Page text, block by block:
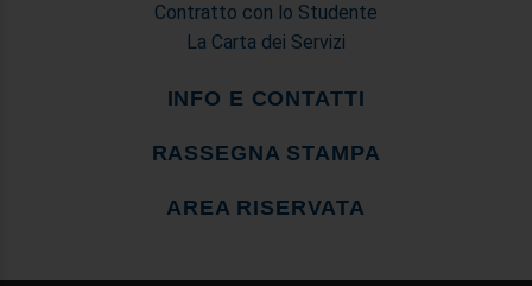
Contratto con lo Studente
La Carta dei Servizi
INFO E CONTATTI
RASSEGNA STAMPA
AREA RISERVATA